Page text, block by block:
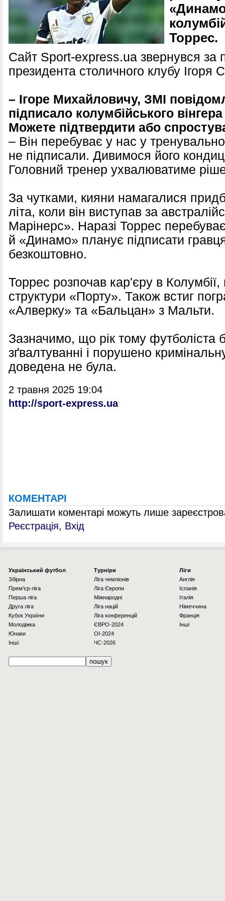
Торрес.
Сайт Sport-express.ua звернувся за
президента столичного клубу Ігоря
– Ігоре Михайловичу, ЗМІ
підписало колумбійського
Можете підтвердити або
– Він перебуває у нас у
не підписали. Дивимося його
Головний тренер ухвалюватиме
За чутками, кияни намагалися
літа, коли він виступав за
Марінерс». Наразі Торрес перебуває
й «Динамо» планує підписати
безкоштовно.
Торрес розпочав кар'єру в
структури «Порту». Також встиг
«Алверку» та «Бальцан» з Мальти.
Зазначимо, що рік тому футболіста
зґвалтуванні і порушено
доведена не була.
2 травня 2025 19:04
http://sport-express.ua
КОМЕНТАРІ
Залишати коментарі можуть лише
Реєстрація, Вхід
Українcький футбол
Збірна
Прем'єр-ліга
Перша ліга
Друга ліга
Кубок України
Молодіжка
Юнаки
Інші
Турніри
Ліга чемпіонів
Ліга Європи
Міжнародні
Ліга націй
Ліга конференцій
ЄВРО-2024
OI-2024
ЧС-2026
Ліги
Англія
Іспанія
Італія
Німеччина
Франція
Інші